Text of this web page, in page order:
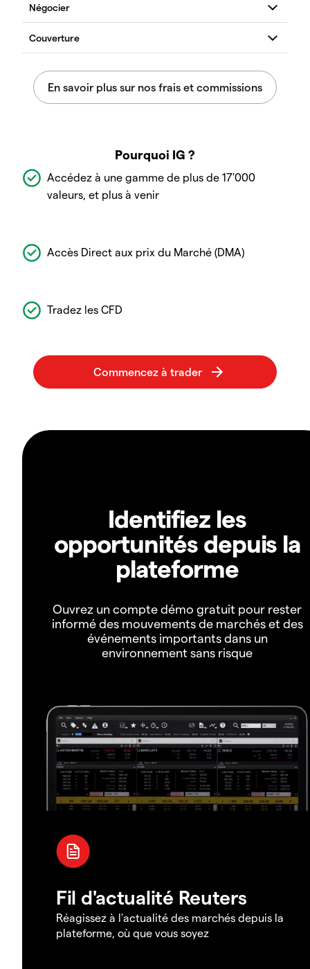
Pourquoi IG ?
Accédez à une gamme de plus de 17'000
valeurs, et plus à venir
Accès Direct aux prix du Marché (DMA)
Tradez les CFD
Identifiez les
opportunités depuis la
plateforme
Ouvrez un compte démo gratuit pour rester
informé des mouvements de marchés et des
événements importants dans un
environnement sans risque
Fil d'actualité Reuters
Réagissez à l'actualité des marchés depuis la
plateforme, où que vous soyez